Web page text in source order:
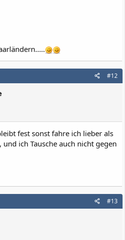
#12
fest sonst fahre ich lieber als
ich Tausche auch nicht gegen
#13